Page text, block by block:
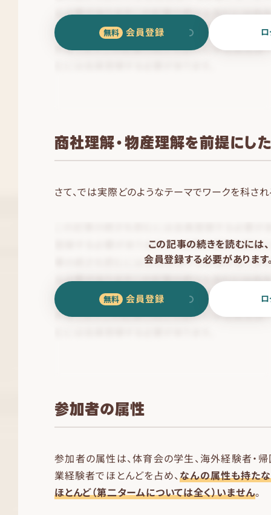
会員登録
商社理解・物産理解を前提にし
さて、では実際どのようなテーマでワークを科され
この記事の続きを読むには、
会員登録する必要があります
会員登録
参加者の属性
参加者の属性は、体育会の学生、海外経験者・
業経験者でほとんどを占め、なんの属性も持た
ほとんど（第二タームについては全く）いません。